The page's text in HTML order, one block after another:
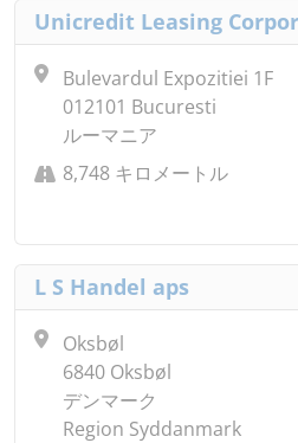
Unicredit Leasing
Bulevardul Expozitiei 1F
012101 Bucuresti
ルーマニア
8,748 キロメートル
L S Handel aps
Oksbøl
6840 Oksbøl
デンマーク
Region Syddanmark